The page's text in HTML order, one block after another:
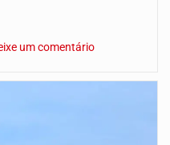
um comentário